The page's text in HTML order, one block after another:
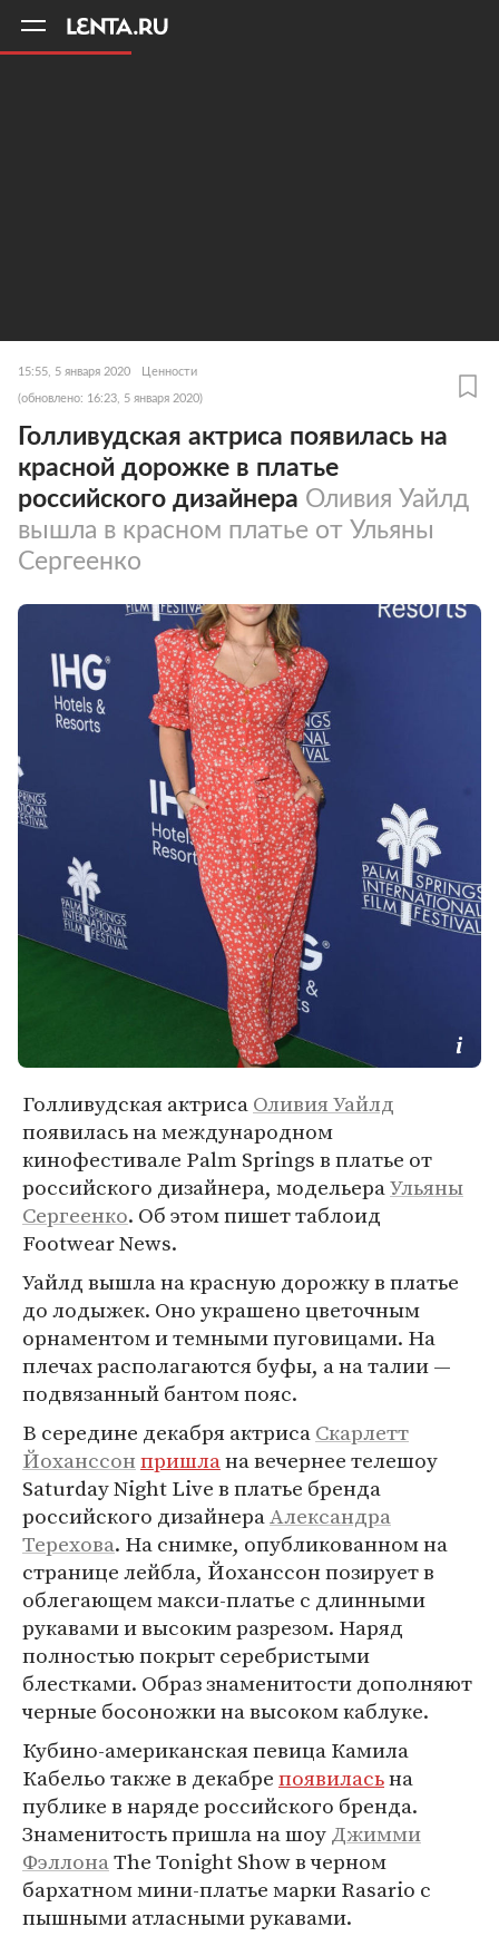
15:55, 5 января 2020 Ценности
(обновлено: 16:23, 5 января 2020)
Голливудская актриса появилась на
красной дорожке в платье
российского дизайнера Оливия Уайлд
вышла в красном платье от Ульяны
Сергеенко
Голливудская актрисаОливия Уайлд
появилась на международном
кинофестивале Palm Springs в платье от
российского дизайнера, модельераУльяны
Сергеенко. Об этом пишет таблоид
Footwear News.
Уайлд вышла на красную дорожку в платье
до лодыжек. Оно украшено цветочным
орнаментом и темными пуговицами. На
плечах располагаются буфы, а на талии —
подвязанный бантом пояс.
В середине декабря актрисаСкарлетт
Йоханссонпришлана вечернее телешоу
Saturday Night Live в платье бренда
российского дизайнераАлександра
Терехова. На снимке, опубликованном на
странице лейбла, Йоханссон позирует в
облегающем макси-платье с длинными
рукавами и высоким разрезом. Наряд
полностью покрыт серебристыми
блестками. Образ знаменитости дополняют
черные босоножки на высоком каблуке.
Кубино-американская певица Камила
Кабельо также в декабрепоявиласьна
публике в наряде российского бренда.
Знаменитость пришла на шоуДжимми
ФэллонаThe Tonight Show в черном
бархатном мини-платье марки Rasario с
пышными атласными рукавами.